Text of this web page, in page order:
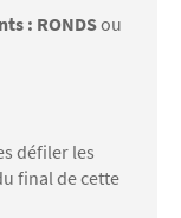
: RONDSou
défiler les
final de cette